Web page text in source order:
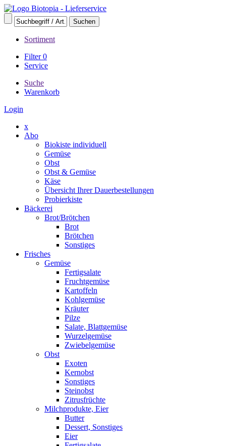
Sortiment
Filter0
Service
Suche
Warenkorb
Login
x
Abo
Biokiste individuell
Gemüse
Obst
Obst & Gemüse
Käse
Übersicht Ihrer Dauerbestellungen
Probierkiste
Bäckerei
Brot/Brötchen
Brot
Brötchen
Sonstiges
Frisches
Gemüse
Fertigsalate
Fruchtgemüse
Kartoffeln
Kohlgemüse
Kräuter
Pilze
Salate, Blattgemüse
Wurzelgemüse
Zwiebelgemüse
Obst
Exoten
Kernobst
Sonstiges
Steinobst
Zitrusfrüchte
Milchprodukte, Eier
Butter
Dessert, Sonstiges
Eier